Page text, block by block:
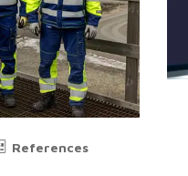
References